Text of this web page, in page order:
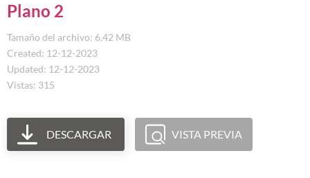
Plano 2
Tamaño del archivo: 6.42 MB
Created: 12-12-2023
Updated: 12-12-2023
Vistas: 315
DESCARGAR VISTA PREVIA